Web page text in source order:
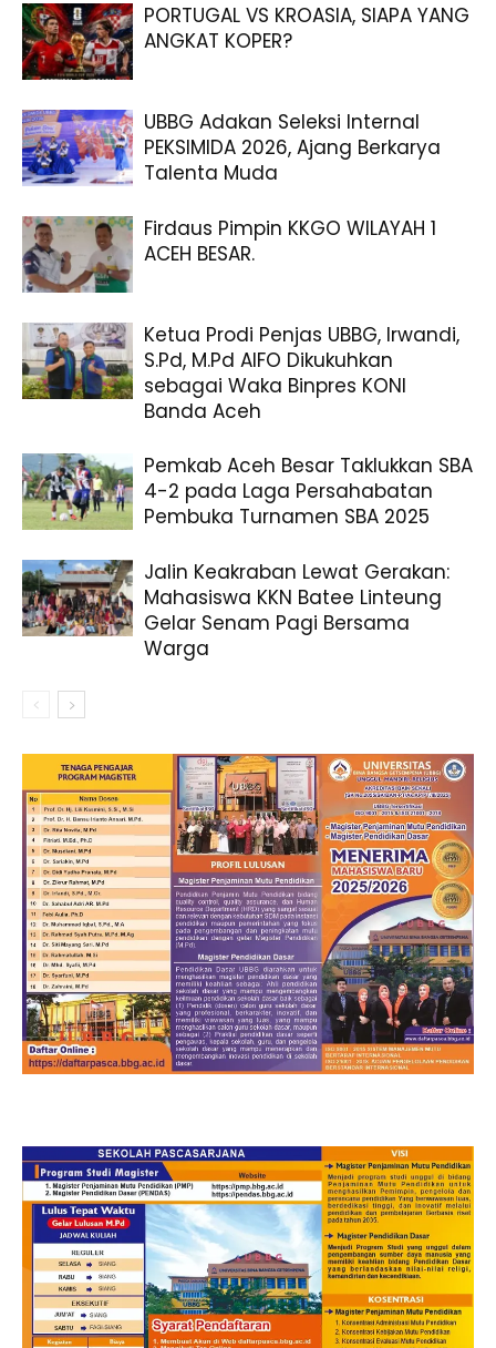
PORTUGAL VS KROASIA, SIAPA YANG
ANGKAT KOPER?
UBBG Adakan Seleksi Internal
PEKSIMIDA 2026, Ajang Berkarya
Talenta Muda
Firdaus Pimpin KKGO WILAYAH 1
ACEH BESAR.
Ketua Prodi Penjas UBBG, Irwandi,
S.Pd, M.Pd AIFO Dikukuhkan
sebagai Waka Binpres KONI
Banda Aceh
Pemkab Aceh Besar Taklukkan SBA
4-2 pada Laga Persahabatan
Pembuka Turnamen SBA 2025
Jalin Keakraban Lewat Gerakan:
Mahasiswa KKN Batee Linteung
Gelar Senam Pagi Bersama
Warga